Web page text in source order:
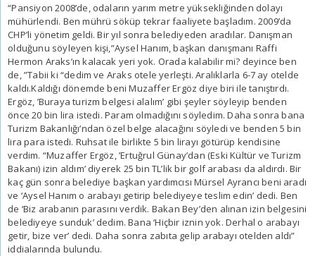
“Pansiyon 2008’de, odaların yarım metre yüksekliğinden dolayı
mühürlendi. Ben mührü söküp tekrar faaliyete başladım. 2009’da
CHP’li yönetim geldi. Bir yıl sonra belediyeden aradılar. Danışman
olduğunu söyleyen kişi,”Aysel Hanım, başkan danışmanı Raffi
Hermon Araks’ın kalacak yeri yok. Orada kalabilir mi? deyince ben
de, ”Tabii ki “dedim ve Araks otele yerleşti. Aralıklarla 6-7 ay otelde
kaldı.Kaldığı dönemde beni Muzaffer Ergöz diye biri ile tanıştırdı.
Ergöz, ’Buraya turizm belgesi alalım’ gibi şeyler söyleyip benden
önce 20 bin lira istedi. Param olmadığını söyledim. Daha sonra bana
Turizm Bakanlığı’ndan özel belge alacağını söyledi ve benden 5 bin
lira para istedi. Ruhsat ile birlikte 5 bin lirayı götürüp kendisine
verdim. “Muzaffer Ergöz, ’Ertuğrul Günay’dan (Eski Kültür ve Turizm
Bakanı) izin aldım’ diyerek 25 bin TL’lik bir golf arabası da aldırdı. Bir
kaç gün sonra belediye başkan yardımcısı Mürsel Ayrancı beni aradı
ve ‘Aysel Hanım o arabayı getirip belediyeye teslim edin’ dedi. Ben
de ‘Biz arabanın parasını verdik. Bakan Bey’den alınan izin belgesini
belediyeye sunduk’ dedim. Bana ‘Hiçbir iznin yok. Derhal o arabayı
getir, bize ver’ dedi. Daha sonra zabıta gelip arabayı otelden aldı”
iddialarında bulundu.